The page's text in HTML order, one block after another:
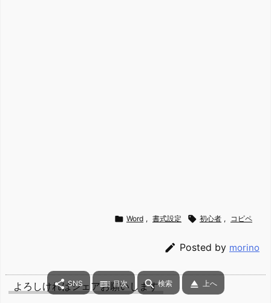
 Word , 書式設定  初心者 , コピペ
 Posted by morino
よろしければシェアお願いします
 SNS  目次  検索  上へ